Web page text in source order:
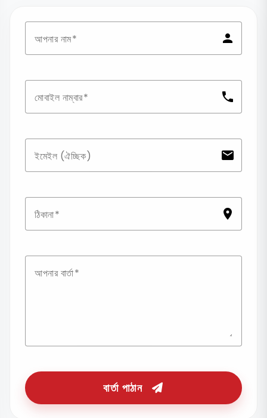
আপনার নাম person
মোবাইল নাম্বার phone
ইমেইল (ঐচ্ছিক) email
ঠিকানা location_on
আপনার বার্তা
বার্তা পাঠান